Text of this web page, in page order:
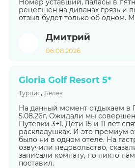
Номер уставший, паласы в
рецепшен на диванах грязь и
отзыв будет только об одном.
Дмитрий
06.08.2026
Gloria Golf Resort 5*
Турция, Белек
На данный момент отдыхаем в
5.08.26г. Ожидали мы
Путевки 3+1. Дети 15 и 11 лет
раскладушках. И это премиум
было ни в одном отеле. На
озвучили недовольство,
записали комнату, но никто
поставил.